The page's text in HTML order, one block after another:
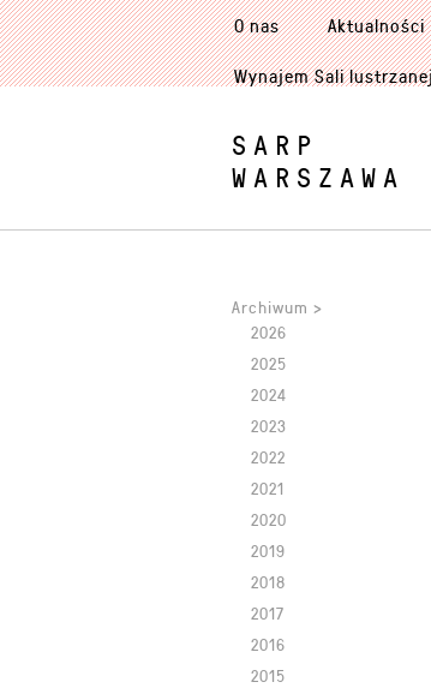
O nas Aktualności
Wynajem Sali
SARP
WARSZAWA
Archiwum >
2026
2025
2024
2023
2022
2021
2020
2019
2018
2017
2016
2015